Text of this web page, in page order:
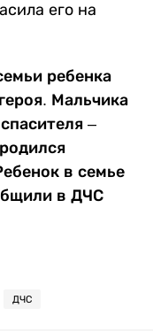
его на
ребенка
Мальчика
–
в семье
в ДЧС
ДЧС